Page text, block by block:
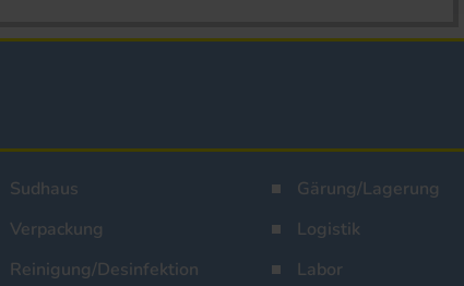
Sudhaus Gärung/Lagerung
Verpackung Logistik
Reinigung/Desinfektion Labor